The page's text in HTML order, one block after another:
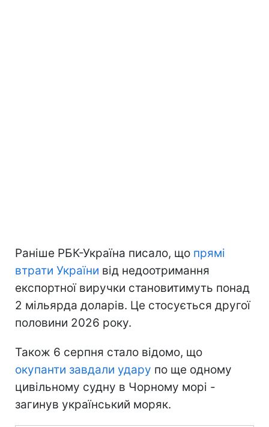
Раніше РБК-Україна писало, що прямі
втрати України від недоотримання
експортної виручки становитимуть понад
2 мільярда доларів. Це стосується другої
половини 2026 року.
Також 6 серпня стало відомо, що
окупанти завдали удару по ще одному
цивільному судну в Чорному морі -
загинув український моряк.